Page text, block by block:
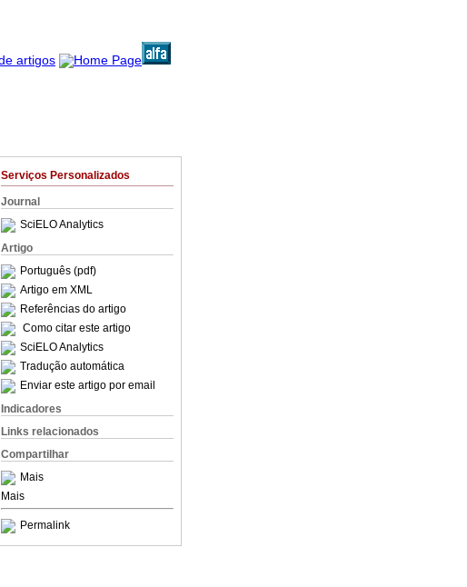
Serviços Personalizados
Journal
SciELO Analytics
Artigo
Português (pdf)
Artigo em XML
Referências do artigo
Como citar este artigo
SciELO Analytics
Tradução automática
Enviar este artigo por email
Indicadores
Links relacionados
Compartilhar
Mais
Mais
Permalink